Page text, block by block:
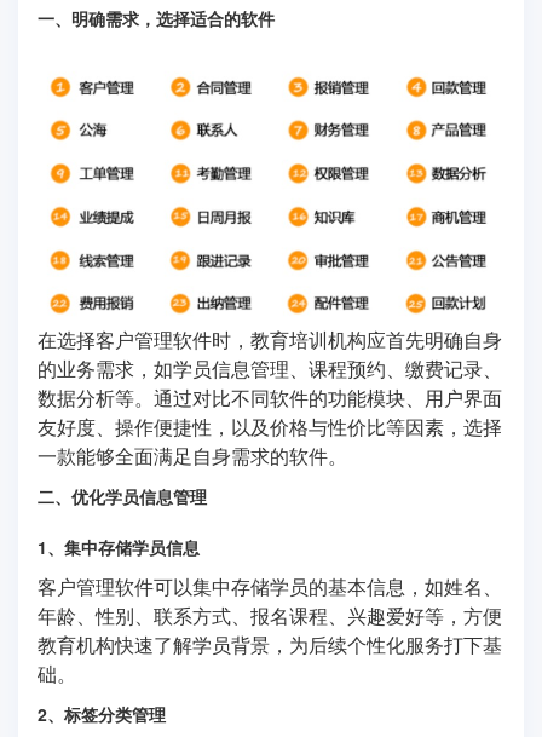
一、明确需求，选择适合的软件
在选择客户管理软件时，教育培训机构应首先明确自身
的业务需求，如学员信息管理、课程预约、缴费记录、
数据分析等。通过对比不同软件的功能模块、用户界面
友好度、操作便捷性，以及价格与性价比等因素，选择
一款能够全面满足自身需求的软件。
二、优化学员信息管理
1、集中存储学员信息
客户管理软件可以集中存储学员的基本信息，如姓名、
年龄、性别、联系方式、报名课程、兴趣爱好等，方便
教育机构快速了解学员背景，为后续个性化服务打下基
础。
2、标签分类管理